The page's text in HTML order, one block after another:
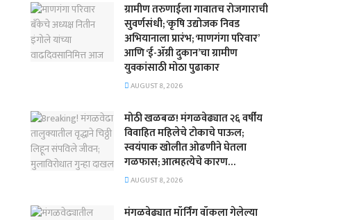
​ग्रामीण तरुणाईला गावातच रोजगाराची
सुवर्णसंधी; ‘कृषि उद्योजक निवड
अभियानाला प्रारंभ; ‘माणगंगा परिवार’
आणि ‘ई-ॲग्री दुकान’चा ग्रामीण
युवकांसाठी मोठा पुढाकार
AUGUST 8, 2026
मोठी खळबळ! मंगळवेढ्यात २६ वर्षीय
विवाहित महिलेचे टोकाचे पाऊल;
स्वयंपाक खोलीत ओढणीने घेतला
गळफास; आत्महत्येचे कारण…
AUGUST 8, 2026
मंगळवेढ्यात मॉर्निंग वॉकला गेलेल्या